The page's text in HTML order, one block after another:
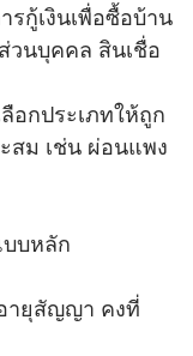
กู้เงินเพื่อซื้อบ้าน
วนบุคคล สินเชื่อ
กประเภทให้ถูก
สม เช่น ผ่อนแพง
บหลัก
ายุสัญญา คงที่